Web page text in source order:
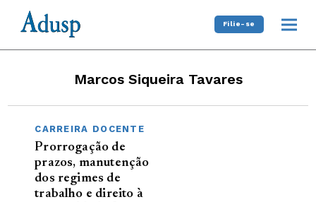
Filie-se
Marcos Siqueira Tavares
CARREIRA DOCENTE
Prorrogação de
prazos, manutenção
dos regimes de
trabalho e direito à